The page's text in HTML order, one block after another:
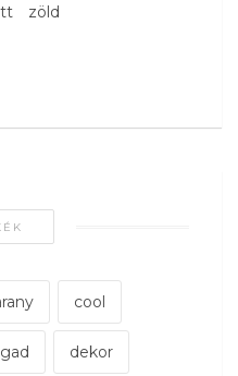
zöld
cool
dekor